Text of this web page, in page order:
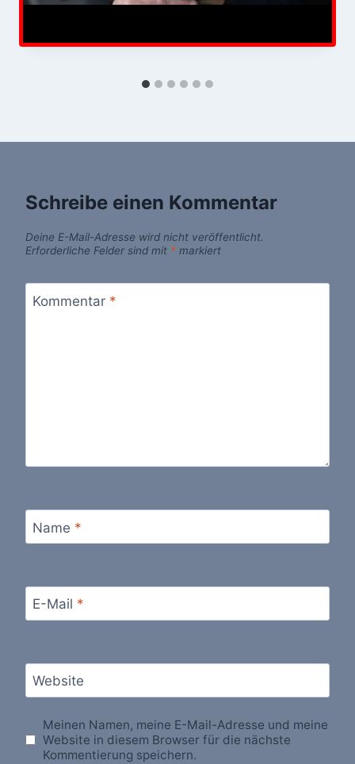
Schreibe einen Kommentar
Deine E-Mail-Adresse wird nicht veröffentlicht.
Erforderliche Felder sind mit * markiert
Kommentar *
Name *
E-Mail *
Website
Meinen Namen, meine E-Mail-Adresse und meine
Website in diesem Browser für die nächste
Kommentierung speichern.